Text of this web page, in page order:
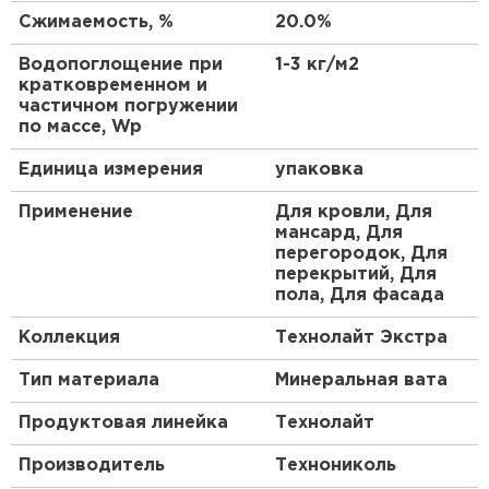
разными уровнями паропроницаемости и
огнестойкости, подходящие для регионов с
разным климатом.
Особенности
теплопроводностью на уровне 0,036 Вт/(м·К), что
впитывает влагу благодаря гидрофобной
обработке, предотвращая образование плесени.
Волокна базальта делают его устойчивым к
грызунам и насекомым. Плиты легко режутся и
монтируются без специального оборудования.
Кроме того, продукт не содержит вредных
смолы, что делает его безопасным для здоровья.
Технические аспекты
Плотность составляет около 37 кг/м³,
обеспечивая баланс между легкостью и
Сжимаемость, % 20.0%
Водопоглощение при
кратковременном и
частичном погружении
по массе, Wp
1-3 кг/м2
Единица измерения упаковка
Применение
Для кровли, Для
мансард, Для
перегородок, Для
перекрытий, Для
пола, Для фасада
Коллекция Технолайт Экстра
Тип материала Минеральная вата
Продуктовая линейка Технолайт
Производитель Технониколь
Утеплитель Isoroc
Утеплитель Isover
Утеплитель Paroc
ПЕРЕЙТИ